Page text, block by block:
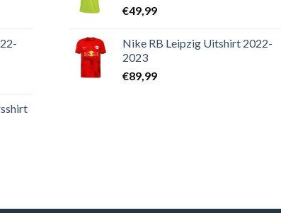
€49,99
Nike RB Leipzig Uitshirt 2022-
2023
€89,99